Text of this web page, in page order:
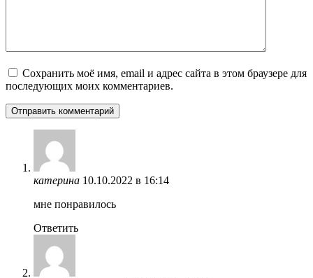
Сохранить моё имя, email и адрес сайта в этом браузере для
последующих моих комментариев.
катерина 10.10.2022 в 16:14
мне понравилось
Ответить